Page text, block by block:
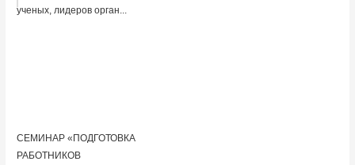
ученых, лидеров орган...
СЕМИНАР «ПОДГОТОВКА
РАБОТНИКОВ